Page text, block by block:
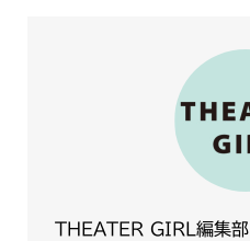
THEATER GIRL編集部